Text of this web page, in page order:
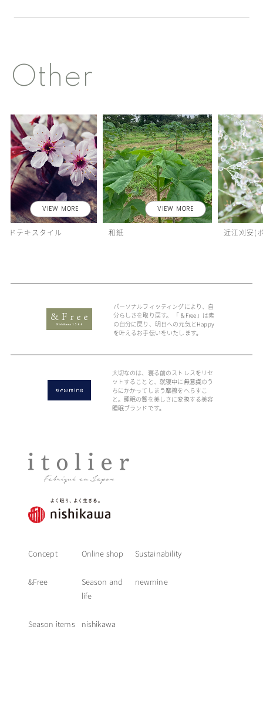
Other
VIEW MORE
ドテキスタイル
VIEW MORE
和紙 近江刈安(
パーソナルフィッティングにより、自
分らしさを取り戻す。 「＆Free」は素
の自分に戻り、明日への元気とHappy
を叶えるお手伝いをいたします。
大切なのは、寝る前のストレスをリセ
ットすることと、就寝中に無意識のう
ちにかかってしまう摩擦をへらすこ
と。睡眠の質を美しさに変換する美容
睡眠ブランドです。
Concept Online shop Sustainability
&Free
Season and
life
newmine
Season items nishikawa